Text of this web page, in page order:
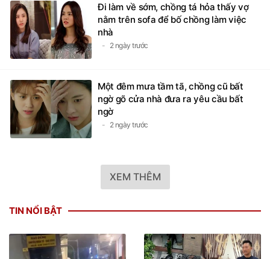
Đi làm về sớm, chồng tá hỏa thấy vợ
nằm trên sofa để bố chồng làm việc
nhà
2 ngày trước
Một đêm mưa tầm tã, chồng cũ bất
ngờ gõ cửa nhà đưa ra yêu cầu bất
ngờ
2 ngày trước
XEM THÊM
TIN NỔI BẬT